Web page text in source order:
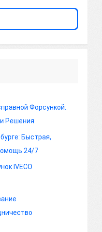
Форсункой:
Решения
Быстрая,
24/7
IVECO